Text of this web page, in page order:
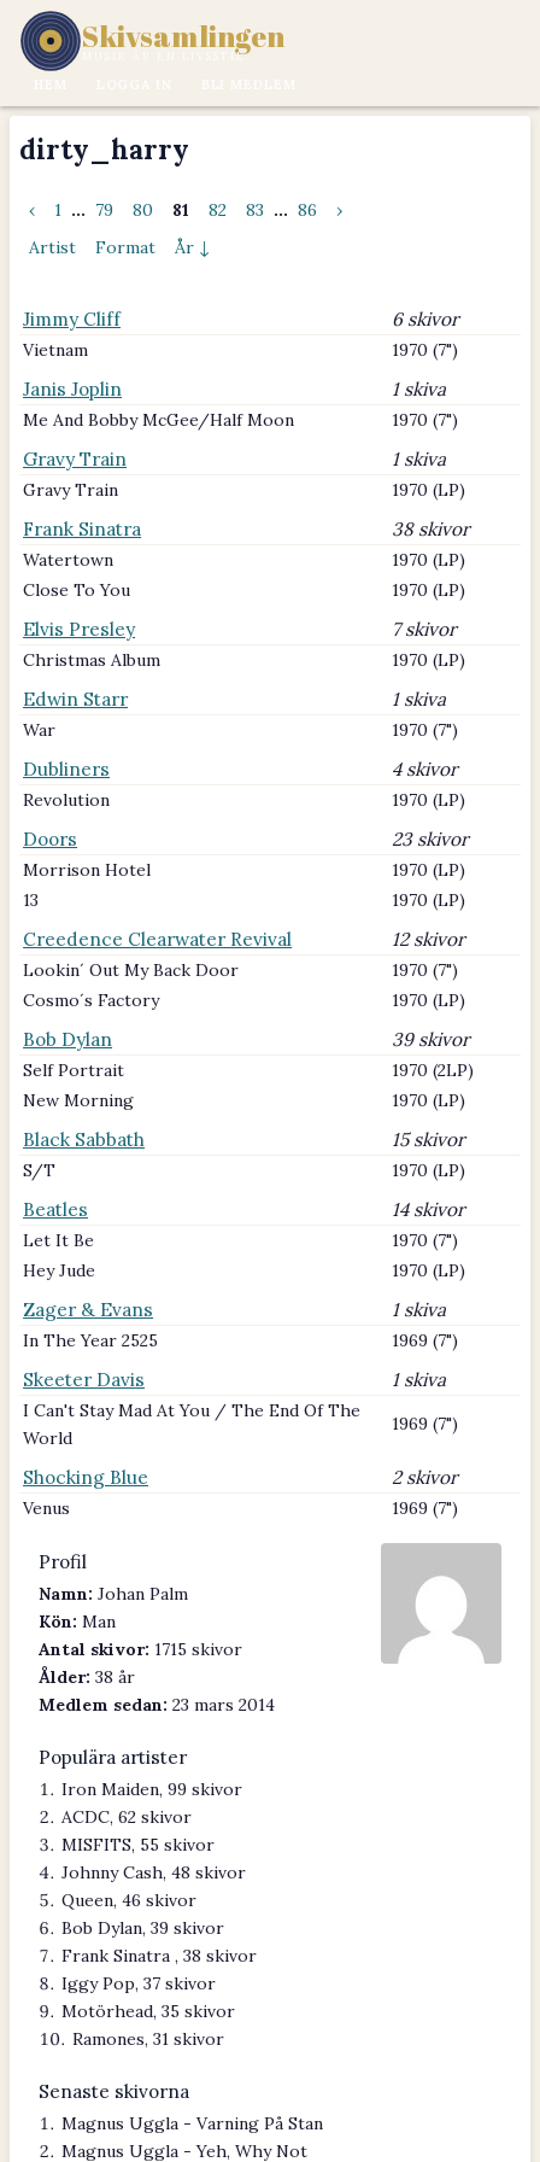
Skivsamlingen
MUSIK ÄR EN LIVSSTIL.
dirty_harry
‹ 1 ... 79 80 81 82 83 ... 86
›
Artist
Format År ↓
Jimmy Cliff 6 skivor
Vietnam 1970 (7")
Janis Joplin 1 skiva
Me And Bobby McGee/Half Moon 1970 (7")
Gravy Train 1 skiva
Gravy Train 1970 (LP)
Frank Sinatra 38 skivor
Watertown
1970 (LP)
Close To You
1970 (LP)
Elvis Presley 7 skivor
Christmas Album 1970 (LP)
Edwin Starr 1 skiva
War 1970 (7")
Dubliners 4 skivor
Revolution 1970 (LP)
Doors 23 skivor
Morrison Hotel
1970 (LP)
13
1970 (LP)
Creedence Clearwater Revival 12 skivor
Lookin´ Out My Back Door
1970 (7")
Cosmo´s Factory
1970 (LP)
Bob Dylan 39 skivor
Self Portrait
1970 (2LP)
New Morning
1970 (LP)
Black Sabbath 15 skivor
S/T 1970 (LP)
Beatles 14 skivor
Let It Be
1970 (7")
Hey Jude
1970 (LP)
Zager & Evans 1 skiva
In The Year 2525 1969 (7")
Skeeter Davis 1 skiva
I Can't Stay Mad At You / The End Of The
World
1969 (7")
Shocking Blue 2 skivor
Venus 1969 (7")
Profil
Namn: Johan Palm
Kön: Man
Antal skivor: 1715 skivor
Ålder: 38 år
Medlem sedan: 23 mars 2014
Populära artister
Iron Maiden, 99 skivor
ACDC, 62 skivor
MISFITS, 55 skivor
Johnny Cash, 48 skivor
Queen, 46 skivor
Bob Dylan, 39 skivor
Frank Sinatra , 38 skivor
Iggy Pop, 37 skivor
Motörhead, 35 skivor
Ramones, 31 skivor
Senaste skivorna
Magnus Uggla - Varning På Stan
Magnus Uggla - Yeh, Why Not